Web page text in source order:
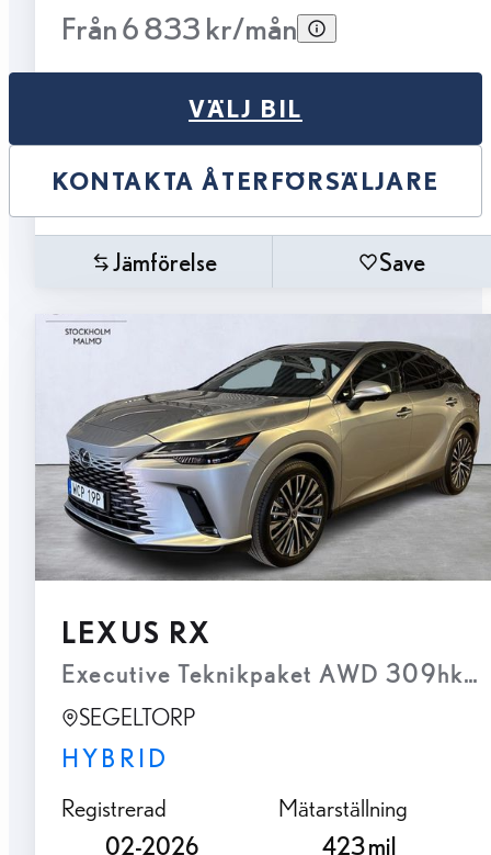
Från 6 833 kr/mån
VÄLJ BIL
KONTAKTA ÅTERFÖRSÄLJARE
Jämförelse Save
LEXUS RX
Executive Teknikpaket AWD 309hk
SEGELTORP
HYBRID
Registrerad
02-2026
Mätarställning
423 mil